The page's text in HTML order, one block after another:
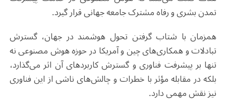
تمدن بشری و رفاه مشترک جامعه جهانی قرار گیرد.
همزمان با شتاب گرفتن تحول هوشمند در جهان، گسترش
تبادلات و همکاری‌های چین و آمریکا در حوزه هوش مصنوعی نه
تنها بر پیشرفت فناوری و گسترش کاربردهای آن اثر می‌گذارد،
بلکه در مقابله مؤثر با خطرات و چالش‌های ناشی از این فناوری
نیز نقش مهمی دارد.